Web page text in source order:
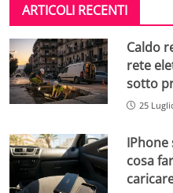
ARTICOLI RECENTI
Caldo
rete
sotto
25
cosa